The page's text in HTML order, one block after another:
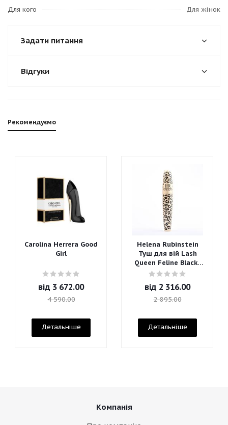
Для кого
Для жінок
Задати питання
Відгуки
Рекомендуємо
Carolina Herrera Good
Girl
від 3 672.00
4 590.00
Детальніше
Helena Rubinstein
Туш для вій Lash
Queen Feline Blacks
Mascara
від 2 316.00
2 895.00
Детальніше
Компанія